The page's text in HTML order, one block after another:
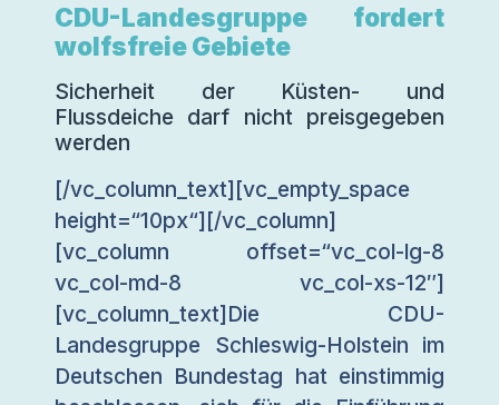
CDU-Landesgruppe fordert
wolfsfreie Gebiete
Sicherheit der Küsten- und
Flussdeiche darf nicht preisgegeben
werden
[/vc_column_text][vc_empty_space
height=“10px“][/vc_column]
[vc_column offset=“vc_col-lg-8
vc_col-md-8 vc_col-xs-12″]
[vc_column_text]Die CDU-
Landesgruppe Schleswig-Holstein im
Deutschen Bundestag hat einstimmig